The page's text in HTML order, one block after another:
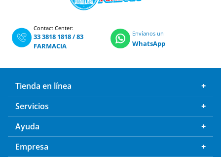
Contact Center:
33 3818 1818/83
FARMACIA
Envíanos un
WhatsApp
Tienda en línea
Servicios
Ayuda
Empresa